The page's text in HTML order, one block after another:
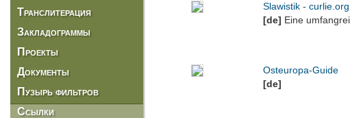
Транслитерация
Закладограммы
Проекты
Документы
Пузырь фильтров
Ссылки
Slawistik -
[de] Eine
Osteuropa-Guide
[de]